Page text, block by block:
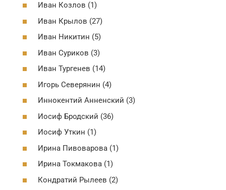
Иван Козлов (1)
Иван Крылов (27)
Иван Никитин (5)
Иван Суриков (3)
Иван Тургенев (14)
Игорь Северянин (4)
Иннокентий Анненский (3)
Иосиф Бродский (36)
Иосиф Уткин (1)
Ирина Пивоварова (1)
Ирина Токмакова (1)
Кондратий Рылеев (2)